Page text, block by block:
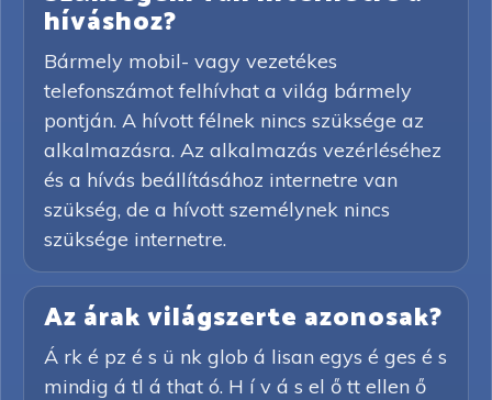
híváshoz?
Bármely mobil- vagy vezetékes
telefonszámot felhívhat a világ bármely
pontján. A hívott félnek nincs szüksége az
alkalmazásra. Az alkalmazás vezérléséhez
és a hívás beállításához internetre van
szükség, de a hívott személynek nincs
szüksége internetre.
Az árak világszerte azonosak?
Á rk é pz é s ü nk glob á lisan egys é ges é s
mindig á tl á that ó. H í v á s el ő tt ellen ő